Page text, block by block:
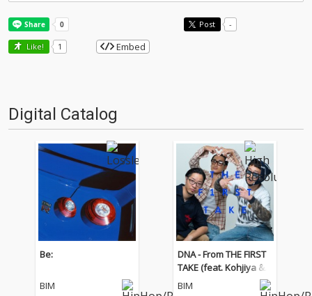
Post -
Like! 1 Embed
Digital Catalog
Be:
BIM
DNA - From THE FIRST
TAKE (feat. Kohjiya & P
UNPEE)
BIM